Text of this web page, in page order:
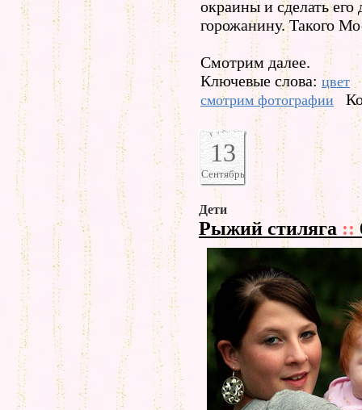
окраины и сделать
горожанину. Такого
Смотрим далее.
Ключевые слова: цвет
смотрим фотографии
13
Сентябрь
Дети
Рыжий стиляга ::